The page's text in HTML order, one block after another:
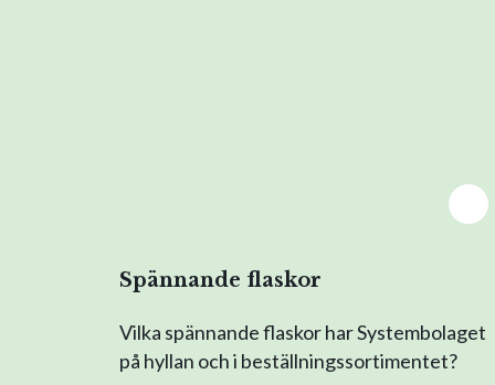
Spännande flaskor
Vilka spännande flaskor har Systembolaget
på hyllan och i beställningssortimentet?